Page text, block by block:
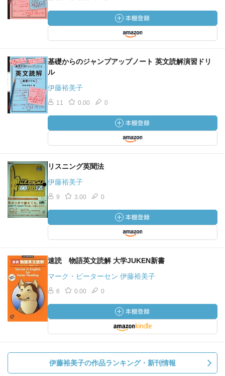
基礎からのジャンプアップノート 英文読解演習ドリ
ル
伊藤裕美子
11 0.00 0
リスニング英聞法
伊藤裕美子
9 3.00 0
速読 物語英文読解 大学JUKEN新書
マーク・ピーターセン 伊藤裕美子
6 0.00 0
伊藤裕美子の作品ランキング・新刊情報